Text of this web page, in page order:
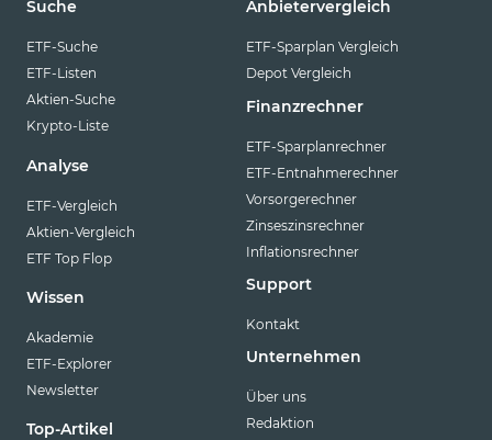
Suche
ETF-Suche
ETF-Listen
Aktien-Suche
Krypto-Liste
Analyse
ETF-Vergleich
Aktien-Vergleich
ETF Top Flop
Wissen
Akademie
ETF-Explorer
Newsletter
Top-Artikel
Anbietervergleich
ETF-Sparplan Vergleich
Depot Vergleich
Finanzrechner
ETF-Sparplanrechner
ETF-Entnahmerechner
Vorsorgerechner
Zinseszinsrechner
Inflationsrechner
Support
Kontakt
Unternehmen
Über uns
Redaktion